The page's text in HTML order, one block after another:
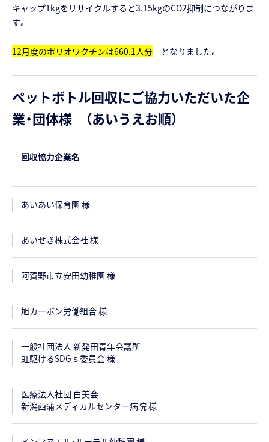
キャップ1kgをリサイクルすると3.15kgのCO2抑制につながりま
す。
12月度のポリオワクチンは660.1人分 となりました。
ペットボトル回収にご協力いただいた企
業・団体様 （あいうえお順）
回収協力企業名
あいあい保育園 様
あいせき株式会社 様
阿賀野市立安田幼稚園 様
旭カーボン労働組合 様
一般社団法人 新発田青年会議所
虹駆けるSDGｓ委員会 様
医療法人社団 白美会
新潟西蒲メディカルセンター病院 様